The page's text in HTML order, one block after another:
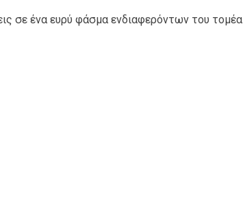
σε ένα ευρύ φάσμα ενδιαφερόντων του τομέα